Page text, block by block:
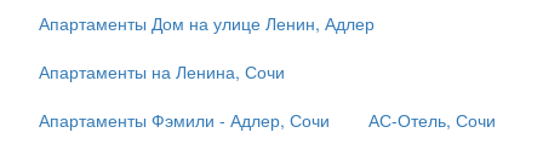
Апартаменты Дом на улице Ленин, Адлер
Апартаменты на Ленина, Сочи
Апартаменты Фэмили - Адлер, Сочи
АС-Отель, Сочи